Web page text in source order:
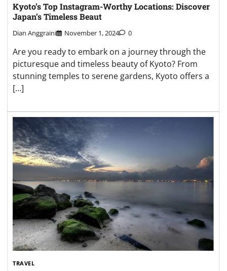
Kyoto’s Top Instagram-Worthy Locations: Discover
Japan’s Timeless Beaut
Dian Anggraini November 1, 2024 0
Are you ready to embark on a journey through the
picturesque and timeless beauty of Kyoto? From
stunning temples to serene gardens, Kyoto offers a
[…]
TRAVEL